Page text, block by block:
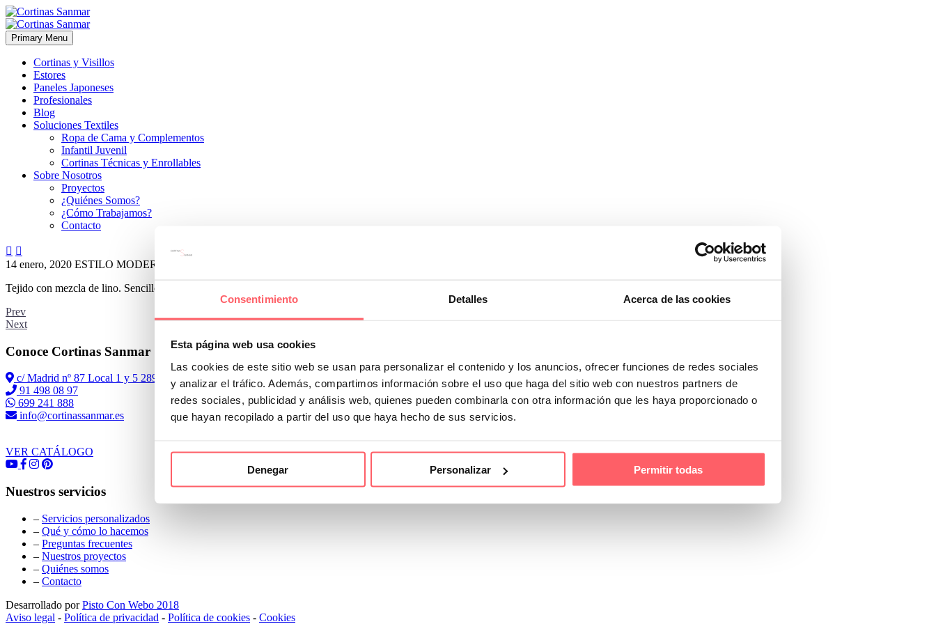
Consentimiento Detalles Acerca de las cookies
Esta página web usa cookies
Las cookies de este sitio web se usan para personalizar el contenido y los anuncios, ofrecer funciones de redes sociales
y analizar el tráfico. Además, compartimos información sobre el uso que haga del sitio web con nuestros partners de
redes sociales, publicidad y análisis web, quienes pueden combinarla con otra información que les haya proporcionado o
que hayan recopilado a partir del uso que haya hecho de sus servicios.
Denegar Personalizar Permitir todas
Primary Menu
Cortinas y Visillos
Estores
Paneles Japoneses
Profesionales
Blog
Soluciones Textiles
Ropa de Cama y Complementos
Infantil Juvenil
Cortinas Técnicas y Enrollables
Sobre Nosotros
Proyectos
¿Quiénes Somos?
¿Cómo Trabajamos?
Contacto
 
14 enero, 2020 ESTILO MODERNO
Tejido con mezcla de lino. Sencillo, acogedor y muy elegante.
Prev
Next
Conoce Cortinas Sanmar
c/ Madrid nº 87 Local 1 y 5 28970 Madrid
91 498 08 97
699 241 888
info@cortinassanmar.es
VER CATÁLOGO
Nuestros servicios
– Servicios personalizados
– Qué y cómo lo hacemos
– Preguntas frecuentes
– Nuestros proyectos
– Quiénes somos
– Contacto
Desarrollado porPisto Con Webo 2018
Aviso legal - Política de privacidad - Política de cookies - Cookies